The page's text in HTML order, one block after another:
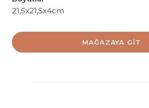
21,5x21,5x4cm
MAĞAZAYA GIT